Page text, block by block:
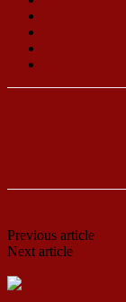
Previous article
Next article